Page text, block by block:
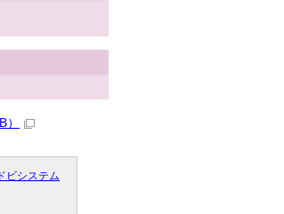
ビシステム